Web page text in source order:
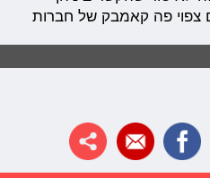
צפוי פה קאמבק של חברות